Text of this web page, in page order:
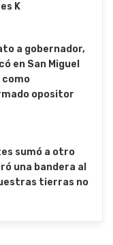
K
a gobernador,
en San Miguel
como
opositor
sumó a otro
una bandera al
tierras no